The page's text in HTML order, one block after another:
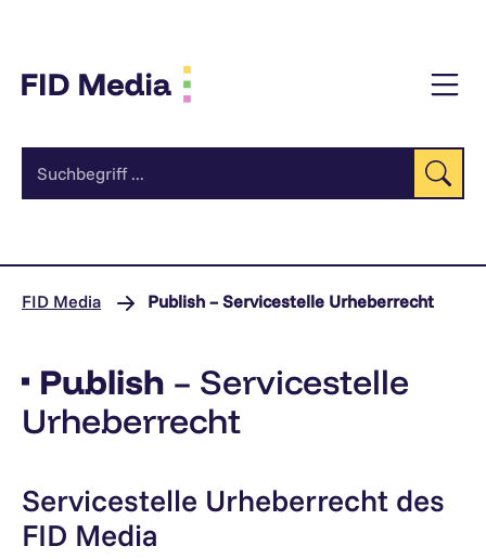
FID Media Publish – Servicestelle Urheberrecht
Publish – Servicestelle
Urheberrecht
Servicestelle Urheberrecht des
FID Media